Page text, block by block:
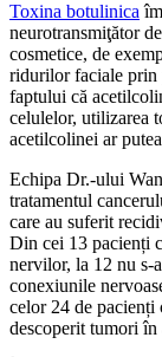
Toxina botulinica
neurotransmiţător
cosmetice, de
ridurilor faciale prin
faptului că
celulelor, utilizarea
acetilcolinei ar
Echipa Dr.-ului
tratamentul
care au suferit
Din cei 13 pacienți
nervilor, la 12 nu s-
conexiunile
celor 24 de pacienți
descoperit tumori în